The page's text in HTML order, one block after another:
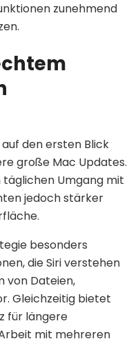
zunehmend
den ersten Blick
große Mac Updates.
täglichen Umgang mit
jedoch stärker
besonders
die Siri verstehen
von Dateien,
Gleichzeitig bietet
für längere
mit mehreren